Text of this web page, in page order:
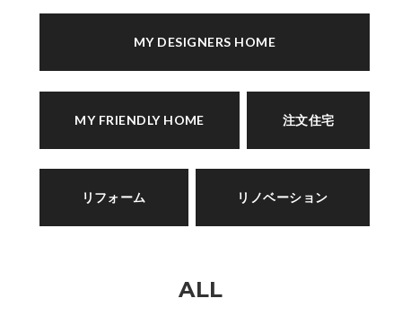
MY DESIGNERS HOME
MY FRIENDLY HOME 注文住宅
リフォーム リノベーション
ALL